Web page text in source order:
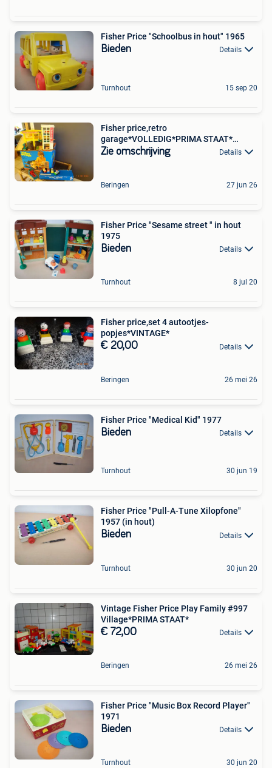
Fisher Price "Schoolbus in hout" 1965
Bieden Details
Turnhout 15 sep 20
Fisher price,retro
garage*VOLLEDIG*PRIMA STAAT*
VINTAGE*1975
Zie omschrijving Details
Beringen 27 jun 26
Fisher Price "Sesame street " in hout
1975
Bieden Details
Turnhout 8 jul 20
Fisher price,set 4 autootjes-
popjes*VINTAGE*
€ 20,00 Details
Beringen 26 mei 26
Fisher Price "Medical Kid" 1977
Bieden Details
Turnhout 30 jun 19
Fisher Price "Pull-A-Tune Xilopfone"
1957 (in hout)
Bieden Details
Turnhout 30 jun 20
Vintage Fisher Price Play Family #997
Village*PRIMA STAAT*
€ 72,00 Details
Beringen 26 mei 26
Fisher Price "Music Box Record Player"
1971
Bieden Details
Turnhout 30 jun 20